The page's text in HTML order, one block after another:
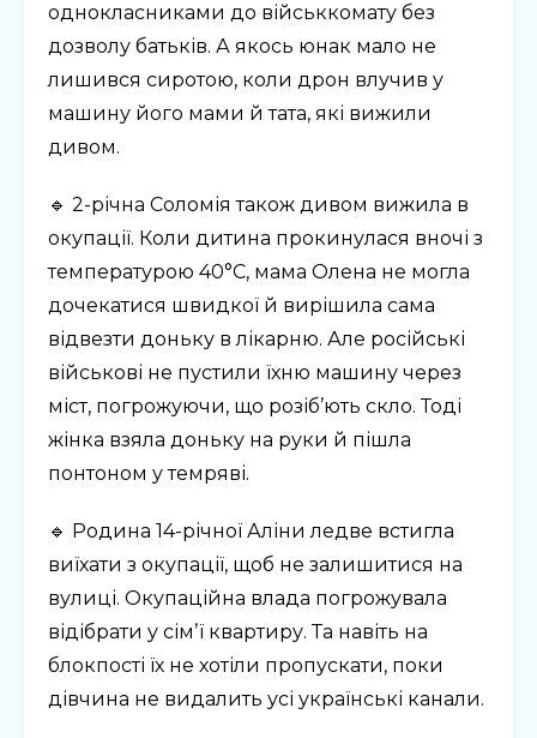
однокласниками до військкомату без
дозволу батьків. А якось юнак мало не
лишився сиротою, коли дрон влучив у
машину його мами й тата, які вижили
дивом.
🔹 2-річна Соломія також дивом вижила в
окупації. Коли дитина прокинулася вночі з
температурою 40°C, мама Олена не могла
дочекатися швидкої й вирішила сама
відвезти доньку в лікарню. Але російські
військові не пустили їхню машину через
міст, погрожуючи, що розіб’ють скло. Тоді
жінка взяла доньку на руки й пішла
понтоном у темряві.
🔹 Родина 14-річної Аліни ледве встигла
виїхати з окупації, щоб не залишитися на
вулиці. Окупаційна влада погрожувала
відібрати у сімʼї квартиру. Та навіть на
блокпості їх не хотіли пропускати, поки
дівчина не видалить усі українські канали.